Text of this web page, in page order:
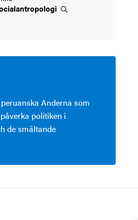
Anderna som
politiken i
de smältande